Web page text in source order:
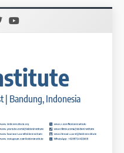
| Bandung, Indonesia